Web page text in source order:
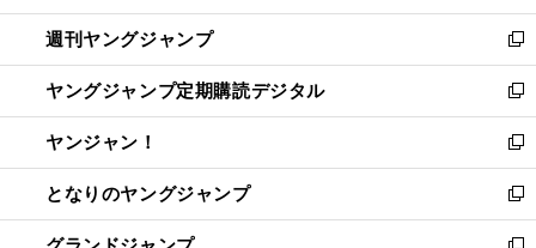
開
く
ウ
で
開
く
ン
ド
ウ
で
開
く
ウ
ィ
ン
ド
ウ
で
開
く
週刊ヤングジャンプ
新
し
い
ウ
ィ
ン
ド
ウ
ヤングジャンプ定期購読デジタル
新
し
い
ウ
ィ
ン
ヤンジャン！
新
し
い
ウ
となりのヤングジャンプ
新
し